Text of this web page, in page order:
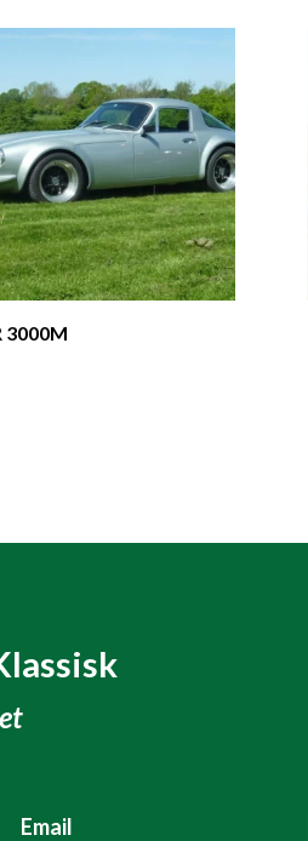
3000M
Email